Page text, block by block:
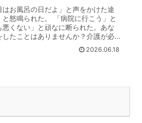
はお風呂の日だよ」と声をかけた途
怒鳴られた。 「病院に行こう」と
くない」と頑なに断られた。あな
したことはありませんか？介護が必
もかかわらず、当の本人が「介護...
2026.06.18